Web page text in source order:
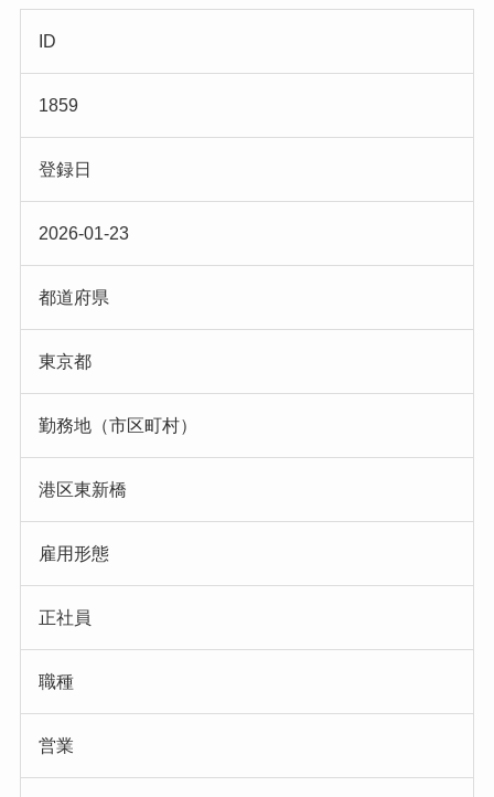
ID
1859
登録日
2026-01-23
都道府県
東京都
勤務地（市区町村）
港区東新橋
雇用形態
正社員
職種
営業